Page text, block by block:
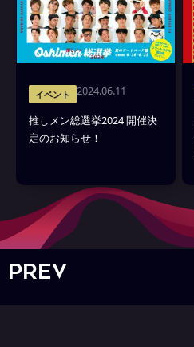
イベント 2024.06.11
推しメン総選挙2024 開催決
定のお知らせ！
PREV